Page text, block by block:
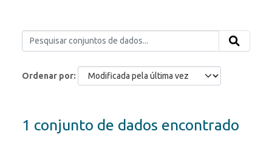
Ordenar por
1 conjunto de dados encontrado